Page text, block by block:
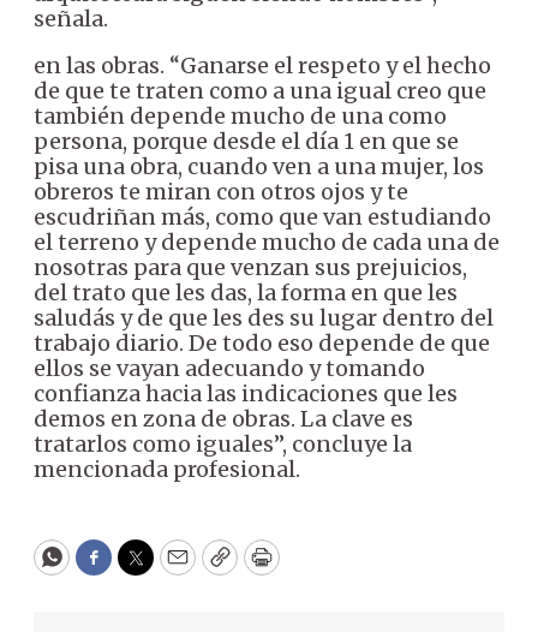
señala.
en las obras. “Ganarse el respeto y el hecho
de que te traten como a una igual creo que
también depende mucho de una como
persona, porque desde el día 1 en que se
pisa una obra, cuando ven a una mujer, los
obreros te miran con otros ojos y te
escudriñan más, como que van estudiando
el terreno y depende mucho de cada una de
nosotras para que venzan sus prejuicios,
del trato que les das, la forma en que les
saludás y de que les des su lugar dentro del
trabajo diario. De todo eso depende de que
ellos se vayan adecuando y tomando
confianza hacia las indicaciones que les
demos en zona de obras. La clave es
tratarlos como iguales”, concluye la
mencionada profesional.
WhatsApp
Facebook
Twitter
EmailCopyPrint